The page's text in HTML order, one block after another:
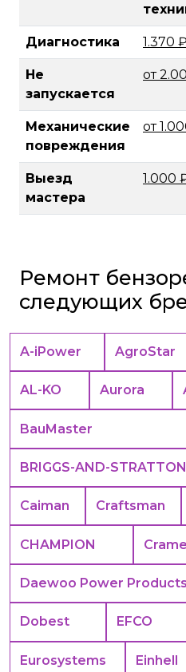
Диагностика 1.370 ₽
Не
запускается
от
Механические
повреждения
от
Выезд
мастера
1.000
Ремонт
следующих
A-iPower AgroStar
AL-KO Aurora
BauMaster
BRIGGS-AND-STRATTON
Caiman Craftsman
CHAMPION
Daewoo Power Products
Dobest EFCO
Eurosystems Einhell